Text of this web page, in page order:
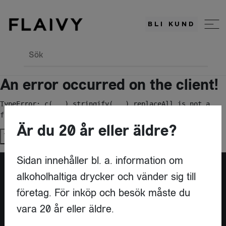
BLI KUND
Sök
An error occurred on the client!
TypeError: c(...).stringify(...).replaceAll is not a
function
Try again
Är du leverantör?
Är du 20 år eller äldre?
Sidan innehåller bl. a. information om
alkoholhaltiga drycker och vänder sig till
företag. För inköp och besök måste du
vara 20 år eller äldre.